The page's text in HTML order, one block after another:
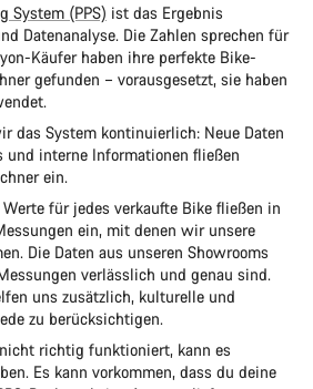
System (PPS) ist das Ergebnis
Datenanalyse. Die Zahlen sprechen für
Käufer haben ihre perfekte Bike-
gefunden – vorausgesetzt, sie haben
das System kontinuierlich: Neue Daten
und interne Informationen fließen
ein.
Werte für jedes verkaufte Bike fließen in
ein, mit denen wir unsere
Die Daten aus unseren Showrooms
verlässlich und genau sind.
uns zusätzlich, kulturelle und
zu berücksichtigen.
richtig funktioniert, kann es
Es kann vorkommen, dass du deine